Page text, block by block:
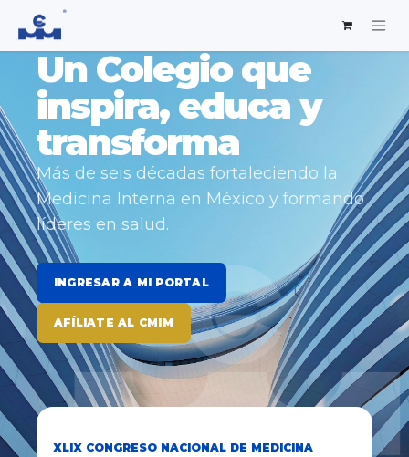
Un Colegio que
inspira, educa y
transforma
Más de seis décadas fortaleciendo la
Medicina Interna en México y formando
líderes en salud.
INGRESAR A MI PORTAL
AFÍLIATE AL CMIM
XLIX CONGRESO NACIONAL DE MEDICINA